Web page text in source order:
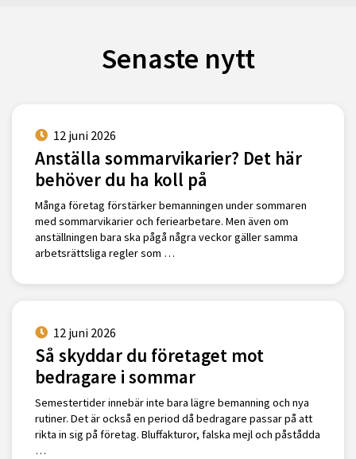
Senaste nytt
12 juni 2026
Anställa sommarvikarier? Det här
behöver du ha koll på
Många företag förstärker bemanningen under sommaren
med sommarvikarier och feriearbetare. Men även om
anställningen bara ska pågå några veckor gäller samma
arbetsrättsliga regler som …
12 juni 2026
Så skyddar du företaget mot
bedragare i sommar
Semestertider innebär inte bara lägre bemanning och nya
rutiner. Det är också en period då bedragare passar på att
rikta in sig på företag. Bluffakturor, falska mejl och påstådda
…